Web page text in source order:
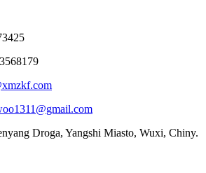
Droga, Yangshi Miasto, Wuxi, Chiny.